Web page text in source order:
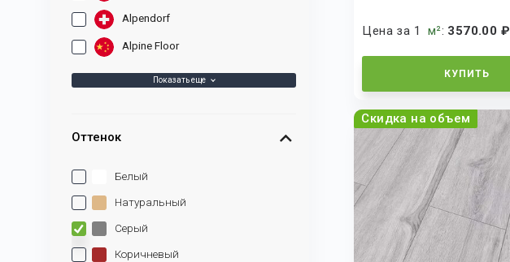
Alpendorf
Alpine Floor
Показать еще
Оттенок
Белый
Натуральный
Серый
Коричневый
Цена за 1 м²: 3570.00 ₽
КУПИТЬ
Скидка на объем